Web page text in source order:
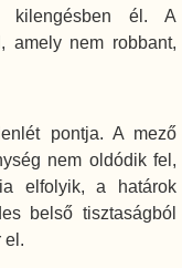
kilengésben él. A
amely nem robbant,
pontja. A mező
nem oldódik fel,
elfolyik, a határok
belső tisztaságból
el.